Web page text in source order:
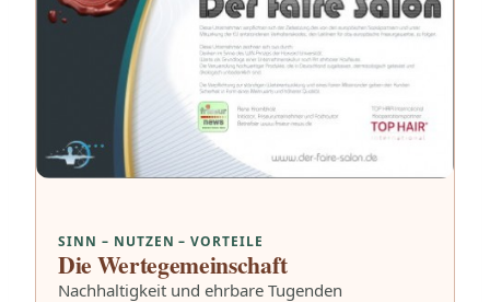
SINN – NUTZEN – VORTEILE
Die Wertegemeinschaft
Nachhaltigkeit und ehrbare Tugenden